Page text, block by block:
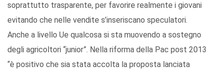
soprattutto trasparente, per favorire realmente i giovani
evitando che nelle vendite s’inseriscano speculatori.
Anche a livello Ue qualcosa si sta muovendo a sostegno
degli agricoltori “junior”. Nella riforma della Pac post 2013
“è positivo che sia stata accolta la proposta lanciata